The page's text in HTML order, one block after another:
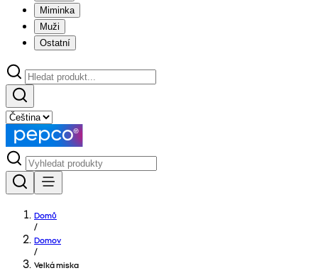
Miminka
Muži
Ostatní
Domů
/
Domov
/
Velká miska